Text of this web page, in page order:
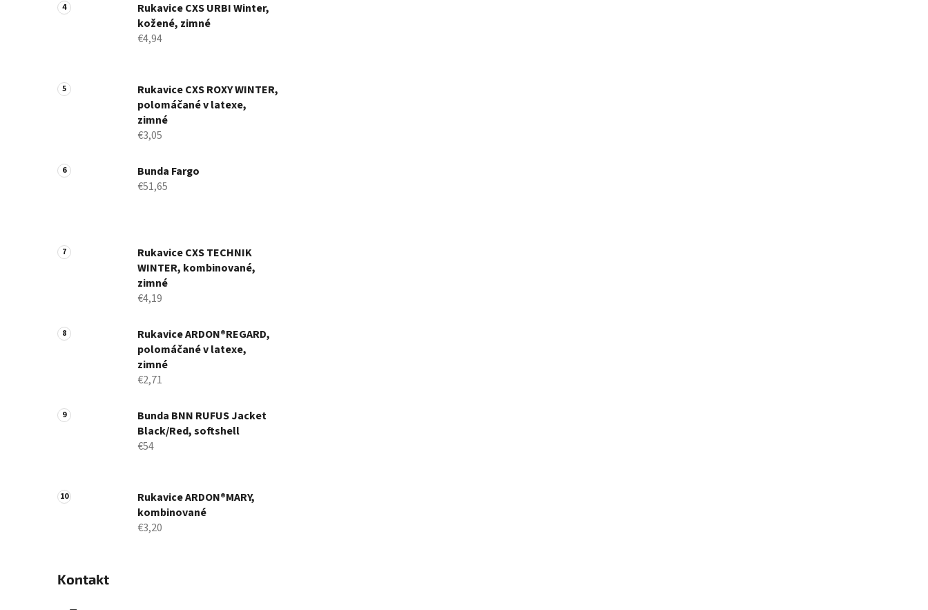
Rukavice CXS URBI Winter,
kožené, zimné
€4,94
Rukavice CXS ROXY WINTER,
polomáčané v latexe,
zimné
€3,05
Bunda Fargo
€51,65
Rukavice CXS TECHNIK
WINTER, kombinované,
zimné
€4,19
Rukavice ARDON®REGARD,
polomáčané v latexe,
zimné
€2,71
Bunda BNN RUFUS Jacket
Black/Red, softshell
€54
Rukavice ARDON®MARY,
kombinované
€3,20
Kontakt